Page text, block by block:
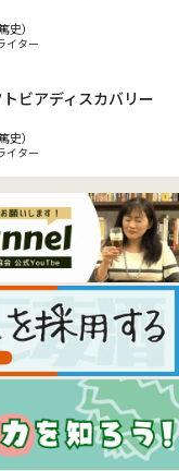
史）
イター
ビアディスカバリー
史）
イター